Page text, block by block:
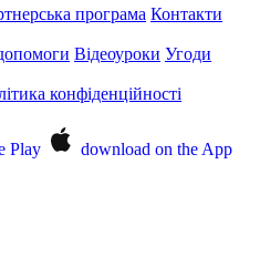
програма Контакти
Відеоуроки Угоди
конфіденційності
Play download on the App